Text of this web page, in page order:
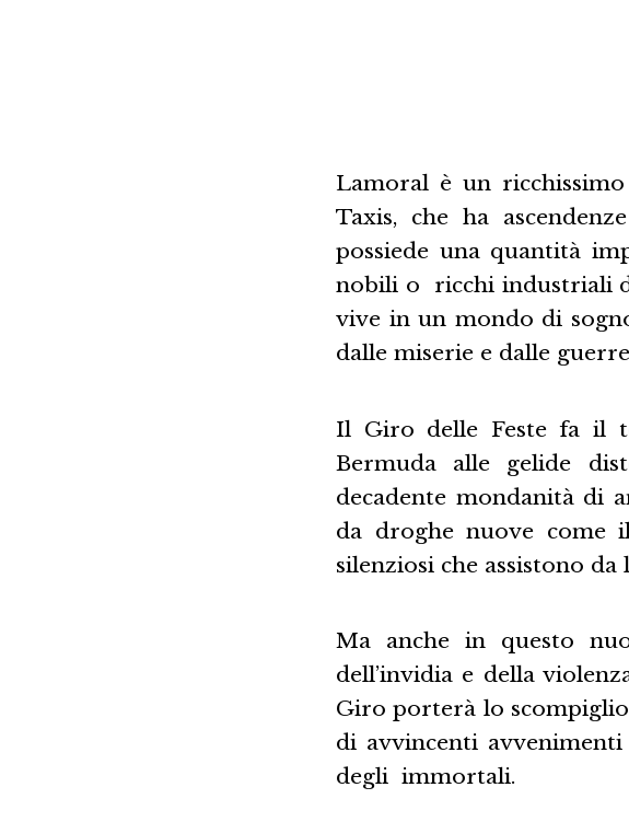
Lamoral è un
Taxis, che ha
possiede una quantità
nobili o ricchi industriali
vive in un mondo di
dalle miserie e dalle
Il Giro delle Feste fa il
Bermuda alle gelide
decadente mondanità di
da droghe nuove
silenziosi che assistono
Ma anche in questo
dell’invidia e della
Giro porterà lo
di avvincenti
degli immortali.